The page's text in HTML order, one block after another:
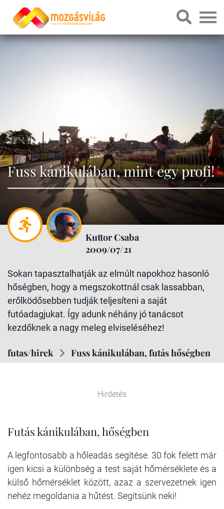
Fuss kánikulában, mint egy profi!
Kuttor Csaba
2009/07/21
Sokan tapasztalhatják az elmúlt napokhoz hasonló
hőségben, hogy a megszokottnál csak lassabban,
erőlködősebben tudják teljesíteni a saját
futóadagjukat. Így adunk néhány jó tanácsot
kezdőknek a nagy meleg elviseléséhez!
futas/hirek Fuss kánikulában, futás hőségben
Hirdetés
Futás kánikulában, hőségben
A legfontosabb a hőleadás segítése. 30 fok felett már
igen kicsi a különbség a test saját hőmérséklete és a
külső hőmérséklet között, azaz a szervezetnek igen
nehéz megoldania a hűtést. Segítsünk neki!